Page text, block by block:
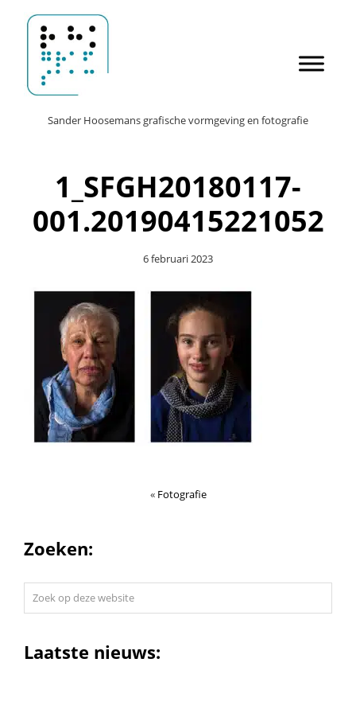
naar
de
hoofd
inhoud
Sander Hoosemans
HeaderSander Hoosemans grafische vormgeving en fotografie
1_SFGH20180117-
001.20190415221052
6 februari 2023
« Fotografie
Zoeken:
website
Laatste nieuws: